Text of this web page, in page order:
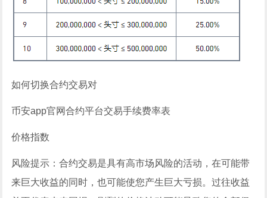
如何切换合约交易对
币安app官网合约平台交易手续费率表
价格指数
风险提示：合约交易是具有高市场风险的活动，在可能带
来巨大收益的同时，也可能使您产生巨大亏损。过往收益